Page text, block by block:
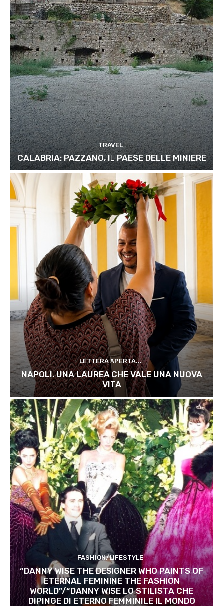
TRAVEL
CALABRIA: PAZZANO, IL PAESE DELLE MINIERE
LETTERA APERTA...
NAPOLI. UNA LAUREA CHE VALE UNA NUOVA
VITA
FASHION/LIFESTYLE
“DANNY WISE THE DESIGNER WHO PAINTS OF
ETERNAL FEMININE THE FASHION
WORLD”/“DANNY WISE LO STILISTA CHE
DIPINGE DI ETERNO FEMMINILE IL MONDO